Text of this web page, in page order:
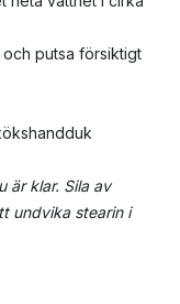
putsa försiktigt
är klar. Sila av
undvika stearin i